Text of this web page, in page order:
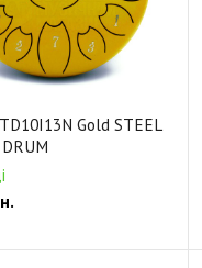
Gold STEEL